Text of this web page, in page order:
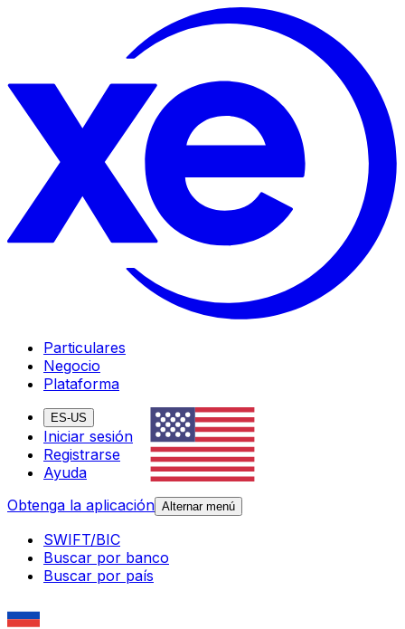
Particulares
Negocio
Plataforma
ES-US
Iniciar sesión
Registrarse
Ayuda
Obtenga la aplicación Alternar menú
SWIFT/BIC
Buscar por banco
Buscar por país